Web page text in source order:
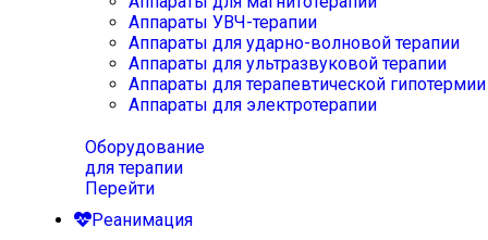
Аппараты УВЧ-терапии
Аппараты для ударно-волновой терапии
Аппараты для ультразвуковой терапии
Аппараты для терапевтической
Аппараты для электротерапии
Оборудование
для терапии
Перейти
Реанимация